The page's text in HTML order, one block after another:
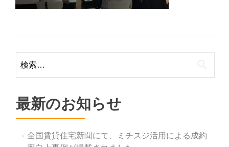
索:
最新のお知らせ
全国賃貸住宅新聞にて、ミチスジ活用による成約